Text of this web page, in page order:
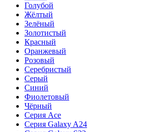
Голубой
Жёлтый
Зелёный
Золотистый
Красный
Оранжевый
Розовый
Серебристый
Серый
Синий
Фиолетовый
Чёрный
Серия Ace
Серия Galaxy A24